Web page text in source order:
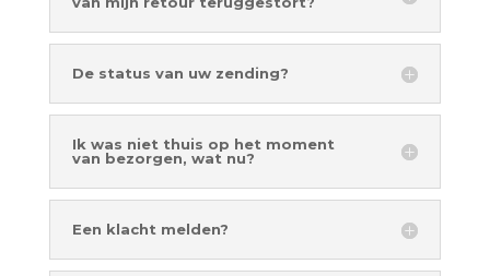
De status van uw zending?
Ik was niet thuis op het moment
van bezorgen, wat nu?
Een klacht melden?